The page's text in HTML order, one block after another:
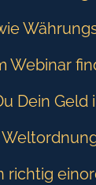
Webinar
Dein Geld
richtig